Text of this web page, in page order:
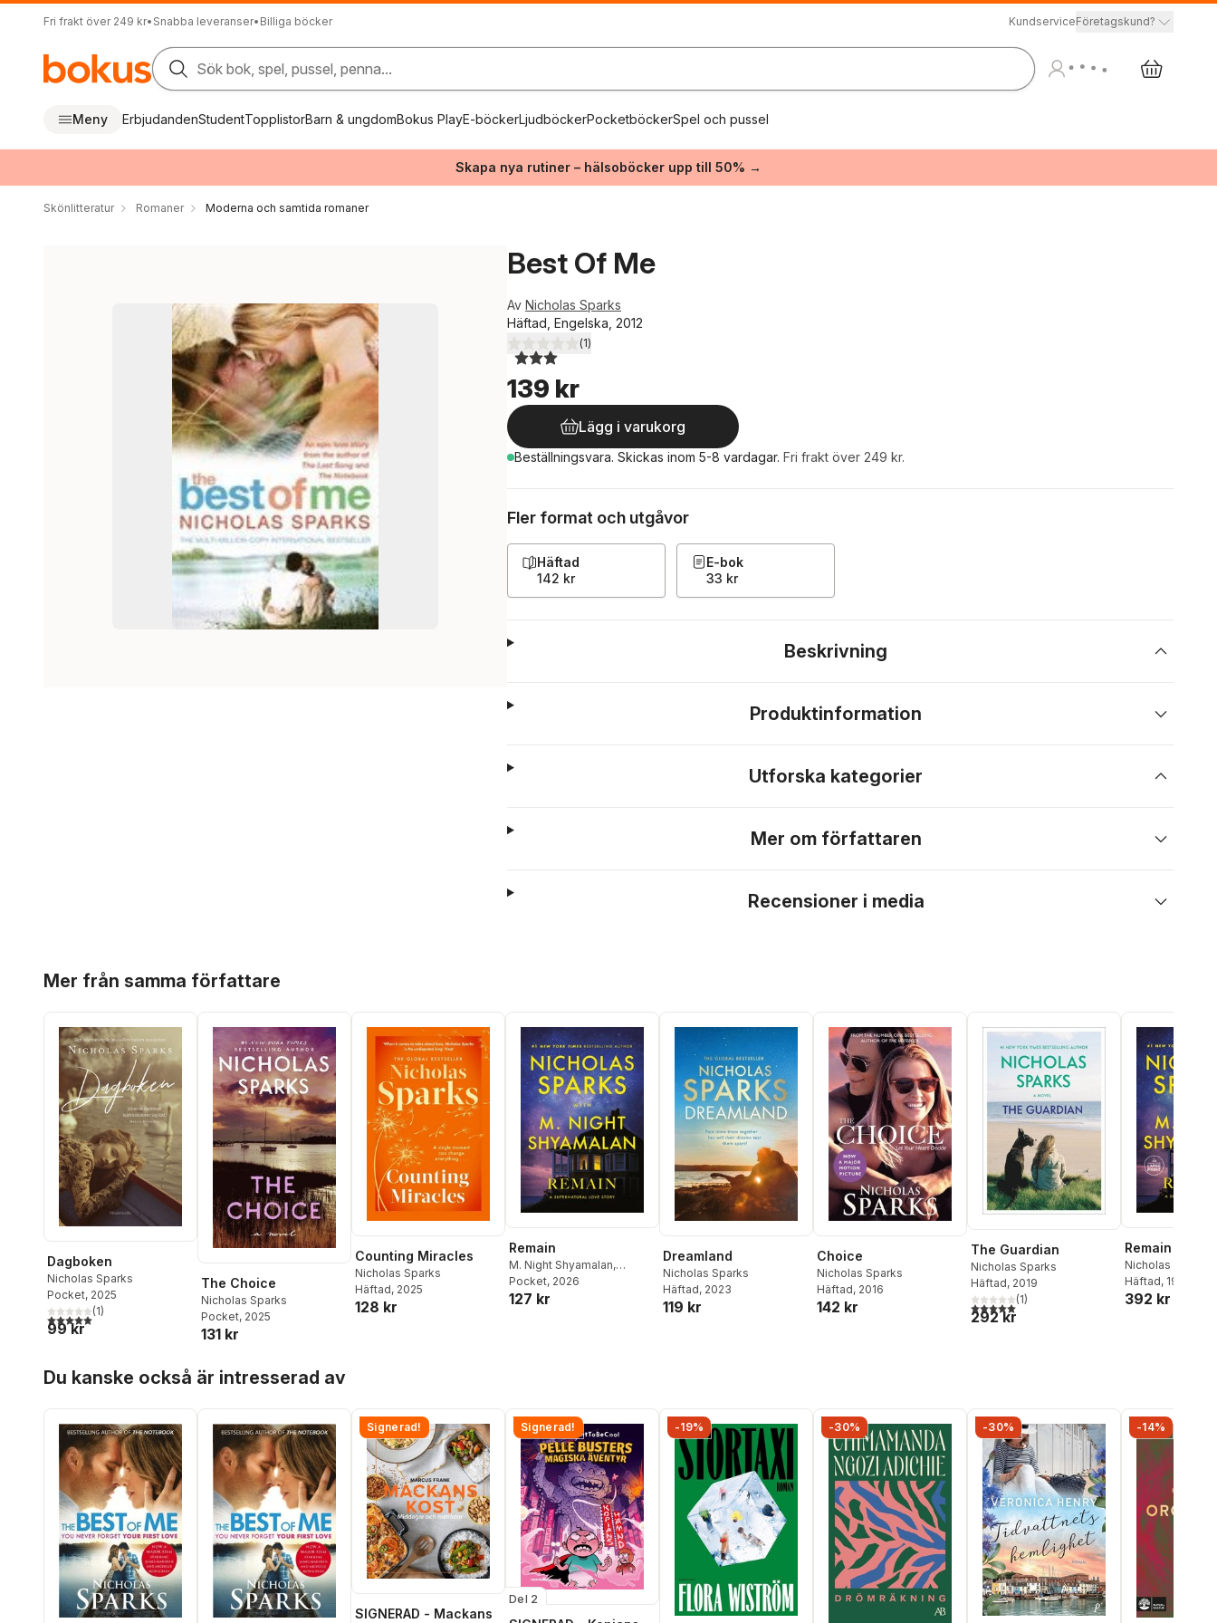
Fri frakt över 249 kr• Snabba leveranser• Billiga böcker KundserviceFöretagskund?
Sök bok, spel, pussel, penna...
Meny ErbjudandenStudentTopplistorBarn & ungdomBokus PlayE-böckerLjudböckerPocketböckerSpel och pussel
Skapa nya rutiner – hälsoböcker upp till 50% →
Skönlitteratur Romaner Moderna och samtida romaner
Best Of Me
Av Nicholas Sparks
Häftad, Engelska, 2012
3,0utav 5 stjärnor. Totalt antal röster:
(1)
139 kr
Lägg i varukorg
Beställningsvara. Skickas inom 5-8 vardagar. Fri frakt över 249 kr.
Fler format och utgåvor
Häftad
142 kr
E-bok
33 kr
Beskrivning
Produktinformation
Utforska kategorier
Mer om författaren
Recensioner i media
Mer från samma författare
Dagboken
Nicholas Sparks
Pocket, 2025
5,0utav 5 stjärnor. Totalt antal röster:
(1)
99 kr
The Choice
Nicholas Sparks
Pocket, 2025
131 kr
Counting Miracles
Nicholas Sparks
Häftad, 2025
128 kr
Remain
M. Night Shyamalan,
Nicholas Sparks
Pocket, 2026
127 kr
Dreamland
Nicholas Sparks
Häftad, 2023
119 kr
Choice
Nicholas Sparks
Häftad, 2016
142 kr
The Guardian
Nicholas Sparks
Häftad, 2019
5,0utav 5 stjärnor. Totalt antal röster:
(1)
292 kr
Remain
Nicholas Sparks
Shyamalan
Häftad, 1900
392 kr
Du kanske också är intresserad av
Signerad!
SIGNERAD - Mackans
Signerad!
Del 2
-19% -30% -30% -14%